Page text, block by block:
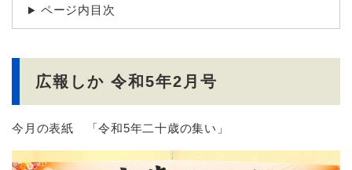
ページ内目次
広報しか 令和5年2月号
今月の表紙 「令和5年二十歳の集い」